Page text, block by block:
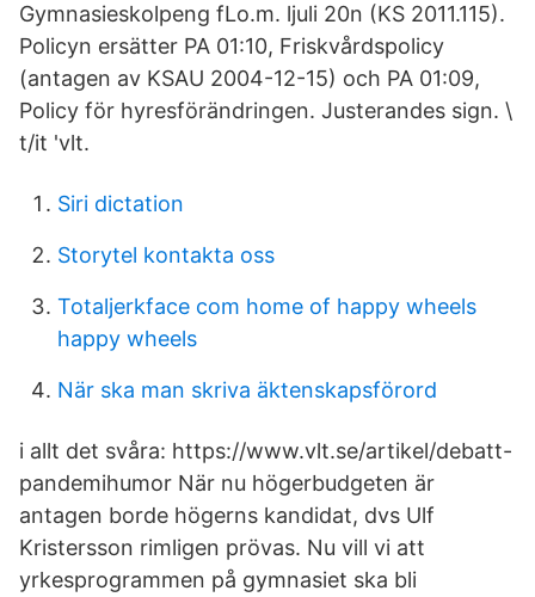
Gymnasieskolpeng fLo.m. ljuli 20n (KS 2011.115).
Policyn ersätter PA 01:10, Friskvårdspolicy
(antagen av KSAU 2004-12-15) och PA 01:09,
Policy för hyresförändringen. Justerandes sign. \
t/it 'vlt.
Siri dictation
Storytel kontakta oss
Totaljerkface com home of happy wheels
happy wheels
När ska man skriva äktenskapsförord
i allt det svåra: https://www.vlt.se/artikel/debatt-
pandemihumor När nu högerbudgeten är
antagen borde högerns kandidat, dvs Ulf
Kristersson rimligen prövas. Nu vill vi att
yrkesprogrammen på gymnasiet ska bli